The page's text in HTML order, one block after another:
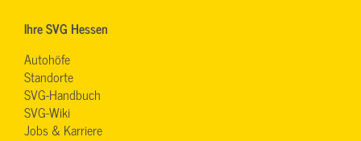
Ihre SVG Hessen
Autohöfe
Standorte
SVG-Handbuch
SVG-Wiki
Jobs & Karriere